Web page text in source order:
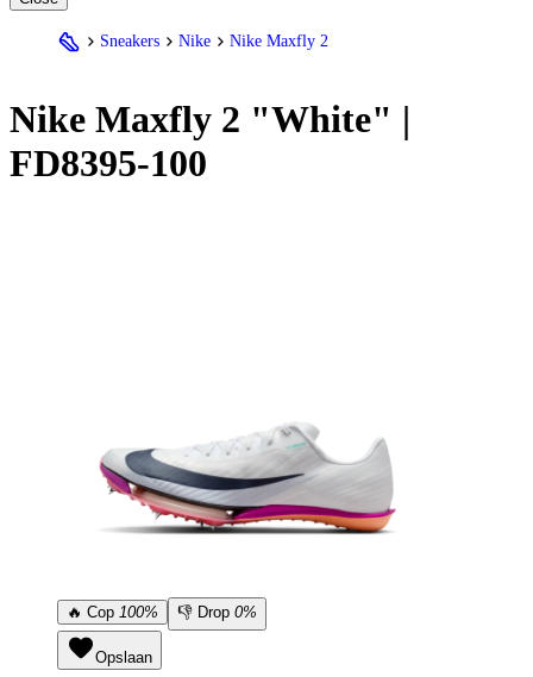
Sneakers Nike Nike Maxfly 2
Nike Maxfly 2 "White" |
FD8395-100
🔥 Cop 100% 👎 Drop 0%
Opslaan